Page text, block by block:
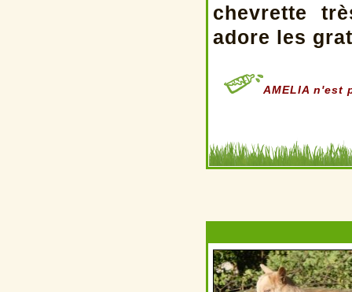
chevrette
adore les
AMELIA n'est